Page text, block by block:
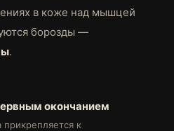
в коже над мышцей
борозды —
.
окончанием
прикрепляется к